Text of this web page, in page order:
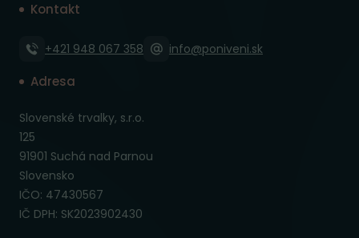
Kontakt
+421 948 067 358 info@poniveni.sk
Adresa
Slovenské trvalky, s.r.o.
125
91901 Suchá nad Parnou
Slovensko
IČO: 47430567
IČ DPH: SK2023902430